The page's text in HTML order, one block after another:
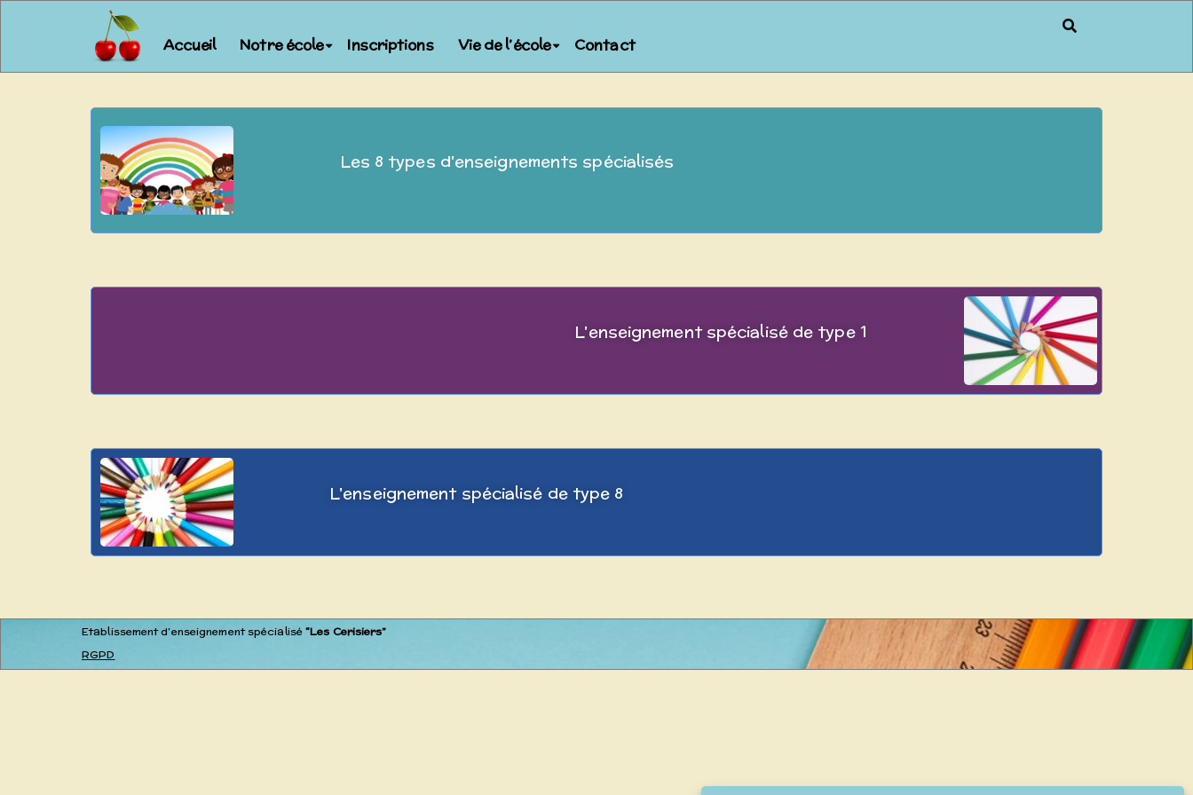
Accueil Notre école Inscriptions Vie de l’école Contact
Les 8 types d'enseignements spécialisés
L'enseignement spécialisé de type 1
L'enseignement spécialisé de type 8
Etablissement d’enseignement spécialisé“Les Cerisiers”
RGPD